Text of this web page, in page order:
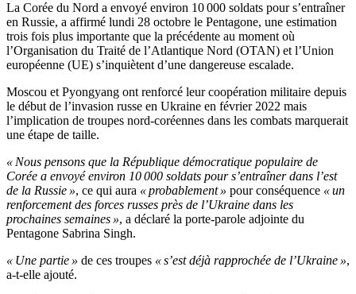
La Corée du Nord a envoyé environ 10 000 soldats pour s’entraîner
en Russie, a affirmé lundi 28 octobre le Pentagone, une estimation
trois fois plus importante que la précédente au moment où
l’Organisation du Traité de l’Atlantique Nord (OTAN) et l’Union
européenne (UE) s’inquiètent d’une dangereuse escalade.
Moscou et Pyongyang ont renforcé leur coopération militaire depuis
le début de l’invasion russe en Ukraine en février 2022 mais
l’implication de troupes nord-coréennes dans les combats marquerait
une étape de taille.
« Nous pensons que la République démocratique populaire de
Corée a envoyé environ 10 000 soldats pour s’entraîner dans l’est
de la Russie », ce qui aura « probablement » pour conséquence « un
renforcement des forces russes près de l’Ukraine dans les
prochaines semaines », a déclaré la porte-parole adjointe du
Pentagone Sabrina Singh.
« Une partie » de ces troupes « s’est déjà rapprochée de l’Ukraine »,
a-t-elle ajouté.